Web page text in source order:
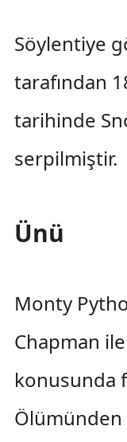
Söylentiye
tarafından
tarihinde
serpilmiştir.
Ünü
Monty
Chapman
konusunda